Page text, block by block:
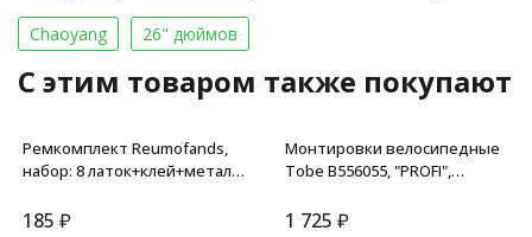
Chaoyang 26" дюймов
C этим товаром также покупают
Ремкомплект Reumofands,
набор: 8 латок+клей+метал.
камеры+2 монтировки,
185 ₽
Монтировки велосипедные
Tobe B556055, "PROFI",
комплект 2 шт., торг. уп.
1 725 ₽